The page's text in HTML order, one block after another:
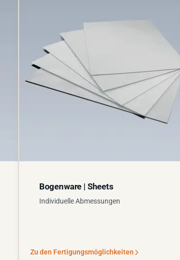
Bogenware | Sheets
Individuelle Abmessungen
Zu den Fertigungsmöglichkeiten